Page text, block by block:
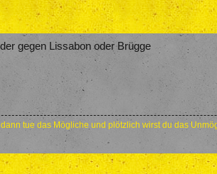
gegen Lissabon oder Brügge
tue das Mögliche und plötzlich wirst du das